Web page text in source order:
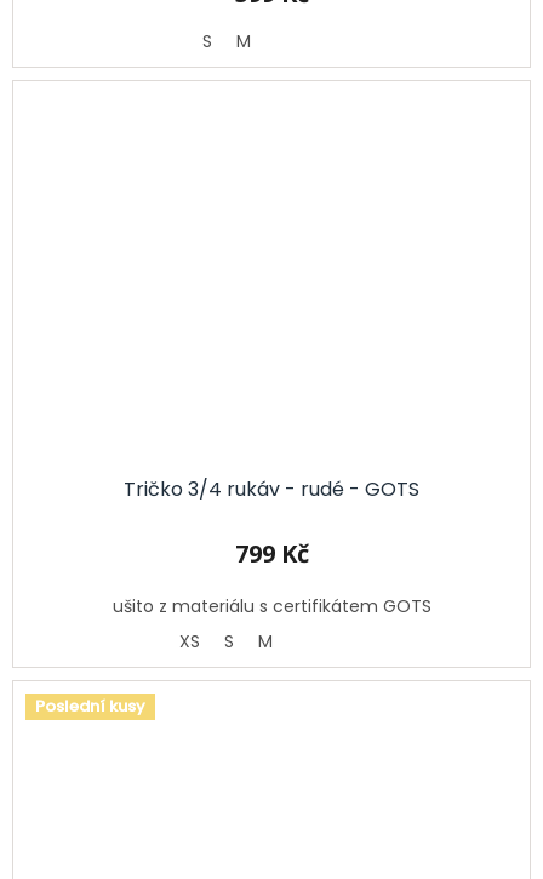
S M
Tričko 3/4 rukáv - rudé - GOTS
799 Kč
ušito z materiálu s certifikátem GOTS
XS
S M
Poslední kusy